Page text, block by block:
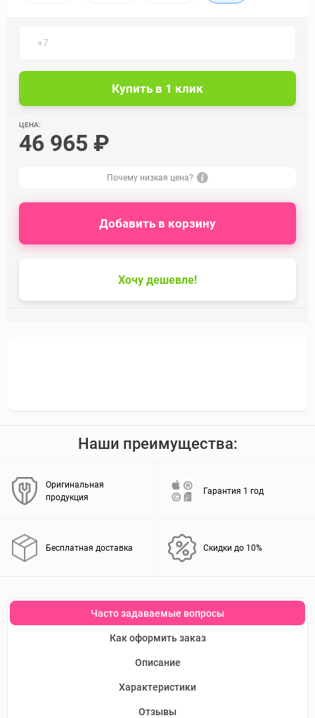
ЦЕНА:
46 965 ₽
Почему низкая цена?
Хочу дешевле!
Добавить в корзину
Наши преимущества:
Оригинальная
продукция
Гарантия 1 год
Бесплатная доставка Скидки до 10%
Часто задаваемые вопросы
Как оформить заказ
Описание
Характеристики
Отзывы